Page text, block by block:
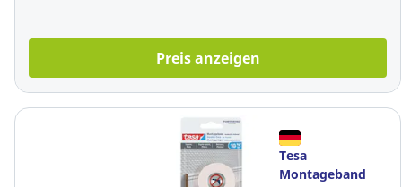
Preis anzeigen
Tesa
Montageband